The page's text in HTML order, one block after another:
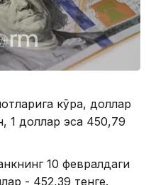
кўра, доллар
1 доллар эса 450,79
10 февралдаги
- 452,39 тенге.